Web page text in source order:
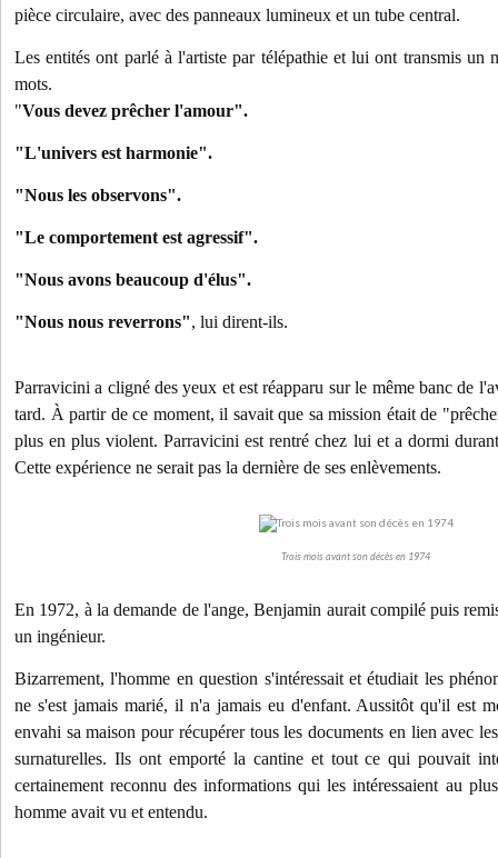
pièce circulaire, avec des panneaux lumineux et un tube central.
Les entités ont parlé à l'artiste par télépathie et lui ont transmis un
mots.
"Vous devez prêcher l'amour".
"L'univers est harmonie".
"Nous les observons".
"Le comportement est agressif".
"Nous avons beaucoup d'élus".
"Nous nous reverrons", lui dirent-ils.
Parravicini a cligné des yeux et est réapparu sur le même banc de
tard. À partir de ce moment, il savait que sa mission était de
plus en plus violent. Parravicini est rentré chez lui et a dormi
Cette expérience ne serait pas la dernière de ses enlèvements.
Trois mois avant son décès en 1974
En 1972, à la demande de l'ange, Benjamin aurait compilé puis
un ingénieur.
Bizarrement, l'homme en question s'intéressait et étudiait les
ne s'est jamais marié, il n'a jamais eu d'enfant. Aussitôt qu'il est
envahi sa maison pour récupérer tous les documents en lien avec
surnaturelles. Ils ont emporté la cantine et tout ce qui pouvait
certainement reconnu des informations qui les intéressaient au
homme avait vu et entendu.